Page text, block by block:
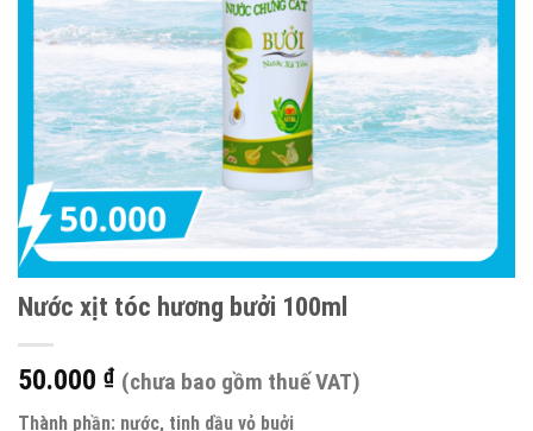
Nước xịt tóc hương bưởi 100ml
50.000 ₫ (chưa bao gồm thuế VAT)
Thành phần: nước, tinh dầu vỏ buởi